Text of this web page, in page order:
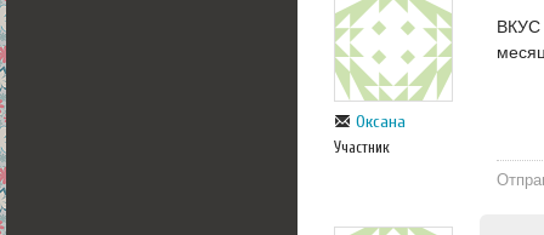
Оксана
Участник
ВКУС